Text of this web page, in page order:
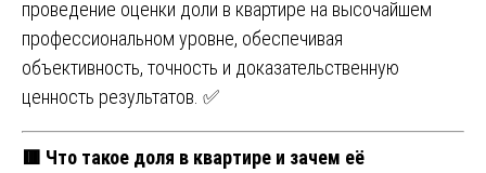
проведение оценки доли в квартире на высочайшем
профессиональном уровне, обеспечивая
объективность, точность и доказательственную
ценность результатов. ✅
🟥 Что такое доля в квартире и зачем её